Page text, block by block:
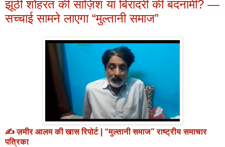
झूठी शोहरत की साज़िश या बिरादरी की बदनामी? —
सच्चाई सामने लाएगा “मुल्तानी समाज”
✍️ ज़मीर आलम की खास रिपोर्ट | “मुल्तानी समाज” राष्ट्रीय समाचार
पत्रिका